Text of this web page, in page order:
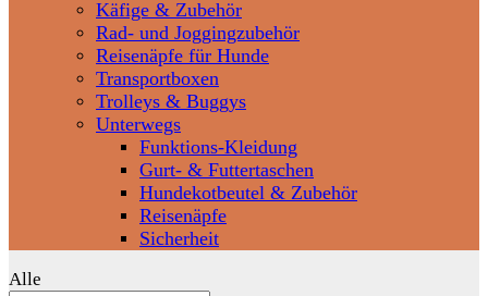
Käfige & Zubehör
Rad- und Joggingzubehör
Reisenäpfe für Hunde
Transportboxen
Trolleys & Buggys
Unterwegs
Funktions-Kleidung
Gurt- & Futtertaschen
Hundekotbeutel & Zubehör
Reisenäpfe
Sicherheit
Alle